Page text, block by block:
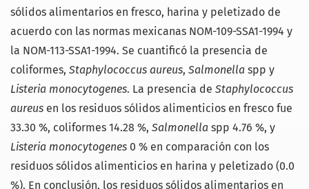
sólidos alimentarios en fresco, harina y peletizado de
acuerdo con las normas mexicanas NOM-109-SSA1-1994 y
la NOM-113-SSA1-1994. Se cuantificó la presencia de
coliformes, Staphylococcus aureus, Salmonella spp y
Listeria monocytogenes. La presencia de Staphylococcus
aureus en los residuos sólidos alimenticios en fresco fue
33.30 %, coliformes 14.28 %, Salmonella spp 4.76 %, y
Listeria monocytogenes 0 % en comparación con los
residuos sólidos alimenticios en harina y peletizado (0.0
%). En conclusión, los residuos sólidos alimentarios en